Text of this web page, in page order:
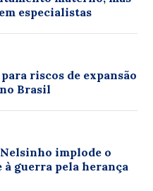
especialistas
riscos de expansão
Brasil
implode o
à guerra pela herança